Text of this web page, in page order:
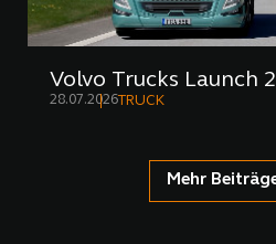
Volvo Trucks Launch
28.07.2026 TRUCK
Mehr